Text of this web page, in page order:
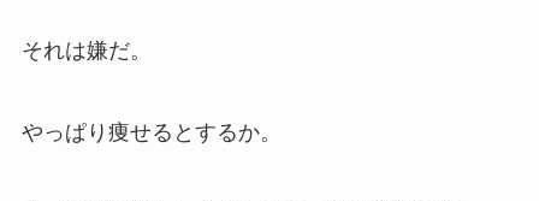
それは嫌だ。
やっぱり痩せるとするか。